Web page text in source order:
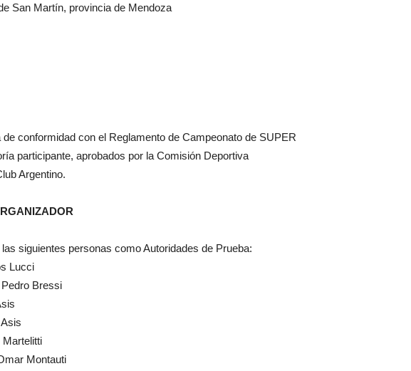
San Martín, provincia de Mendoza
conformidad con el Reglamento de Campeonato de SUPER
participante, aprobados por la Comisión Deportiva
Argentino.
siguientes personas como Autoridades de Prueba:
Lucci
Bressi
Martelitti
Montauti